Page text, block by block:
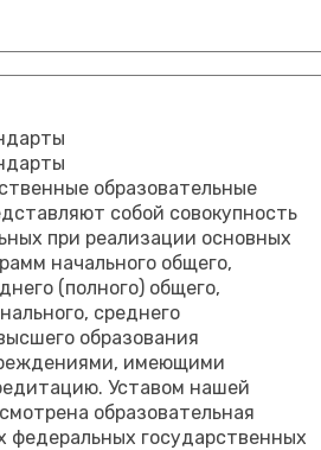
образовательные
собой совокупность
при реализации основных
начального общего,
(полного) общего,
среднего
образования
имеющими
Уставом нашей
образовательная
федеральных государственных